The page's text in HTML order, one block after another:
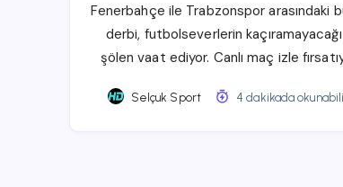
Fenerbahçe ile Trabzonspor arasındaki
derbi, futbolseverlerin
şölen vaat ediyor. Canlı maç izle
Selçuk Sport 4 dakikada